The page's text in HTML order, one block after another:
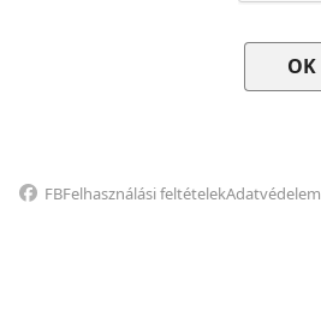
FBFelhasználási feltételekAdatvédelem